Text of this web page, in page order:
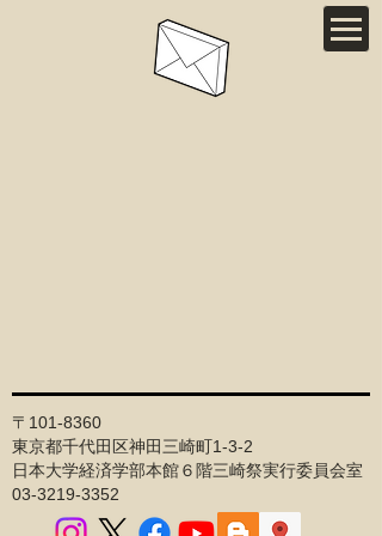
〒101-8360
東京都千代田区神田三崎町1-3-2
日本大学経済学部本館６階三崎祭実行委員会室
03-3219-3352